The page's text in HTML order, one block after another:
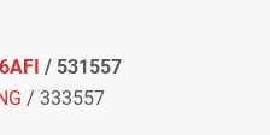
6AFI / 531557
/ 333557